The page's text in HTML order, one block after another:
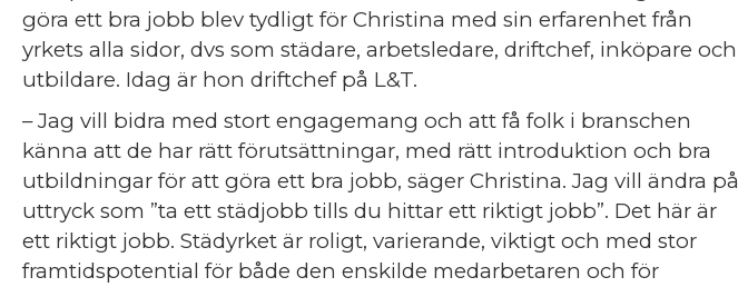
göra ett bra jobb blev tydligt för Christina med sin erfarenhet från
yrkets alla sidor, dvs som städare, arbetsledare, driftchef, inköpare och
utbildare. Idag är hon driftchef på L&T.
– Jag vill bidra med stort engagemang och att få folk i branschen
känna att de har rätt förutsättningar, med rätt introduktion och bra
utbildningar för att göra ett bra jobb, säger Christina. Jag vill ändra på
uttryck som ”ta ett städjobb tills du hittar ett riktigt jobb”. Det här är
ett riktigt jobb. Städyrket är roligt, varierande, viktigt och med stor
framtidspotential för både den enskilde medarbetaren och för